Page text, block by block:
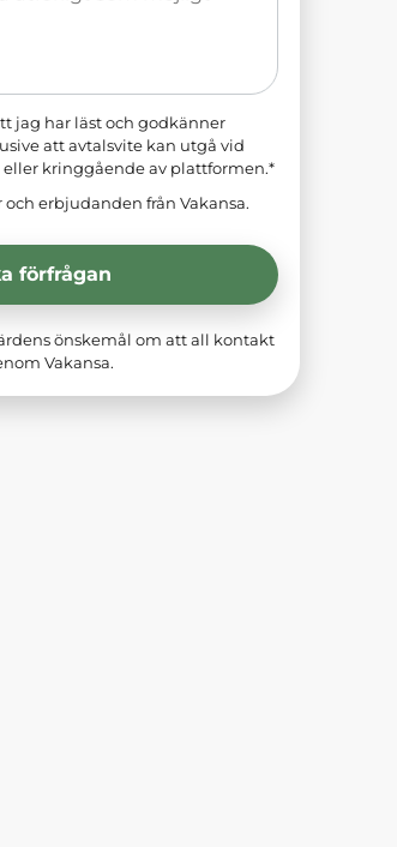
jag har läst och godkänner
att avtalsvite kan utgå vid
kringgående av plattformen.*
erbjudanden från Vakansa.
förfrågan
önskemål om att all kontakt
Vakansa.